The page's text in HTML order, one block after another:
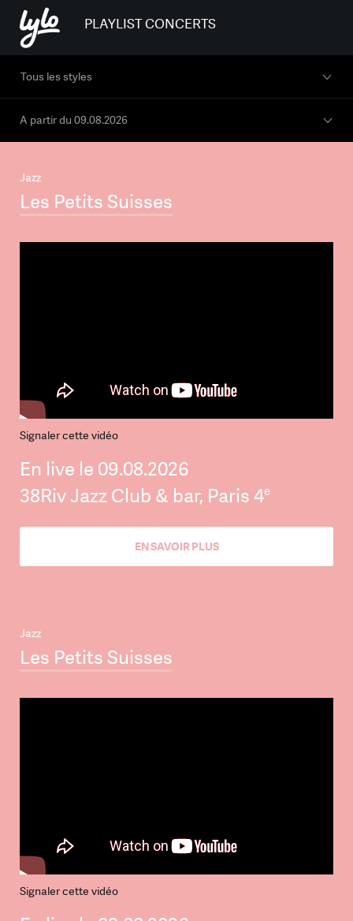
PLAYLIST CONCERTS
Tous les styles
A partir du 09.08.2026
Jazz
Les Petits Suisses
Signaler cette vidéo
En live le 09.08.2026
38Riv Jazz Club & bar, Paris 4e
EN SAVOIR PLUS
Jazz
Les Petits Suisses
Signaler cette vidéo